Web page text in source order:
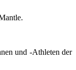
und -Athleten der